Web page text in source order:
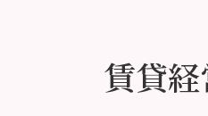
賃貸